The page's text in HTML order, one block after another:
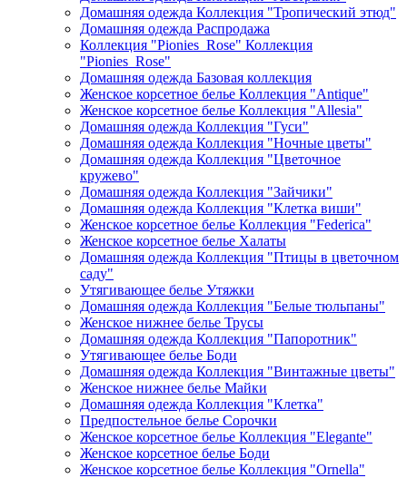
Домашняя одежда Коллекция "Тропический этюд"
Домашняя одежда Распродажа
Коллекция "Pionies_Rose" Коллекция
"Pionies_Rose"
Домашняя одежда Базовая коллекция
Женское корсетное белье Коллекция "Antique"
Женское корсетное белье Коллекция "Allesia"
Домашняя одежда Коллекция "Гуси"
Домашняя одежда Коллекция "Ночные цветы"
Домашняя одежда Коллекция "Цветочное
кружево"
Домашняя одежда Коллекция "Зайчики"
Домашняя одежда Коллекция "Клетка виши"
Женское корсетное белье Коллекция "Federica"
Женское корсетное белье Халаты
Домашняя одежда Коллекция "Птицы в цветочном
саду"
Утягивающее белье Утяжки
Домашняя одежда Коллекция "Белые тюльпаны"
Женское нижнее белье Трусы
Домашняя одежда Коллекция "Папоротник"
Утягивающее белье Боди
Домашняя одежда Коллекция "Винтажные цветы"
Женское нижнее белье Майки
Домашняя одежда Коллекция "Клетка"
Предпостельное белье Сорочки
Женское корсетное белье Коллекция "Elegante"
Женское корсетное белье Боди
Женское корсетное белье Коллекция "Ornella"